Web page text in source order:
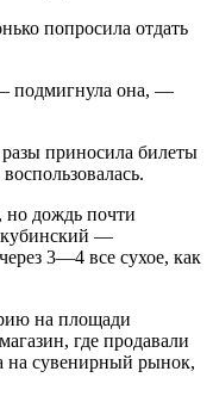
попросила отдать
подмигнула она, —
приносила билеты
но дождь почти
кубинский —
3—4 все сухое, как
на площади
где продавали
на сувенирный рынок,